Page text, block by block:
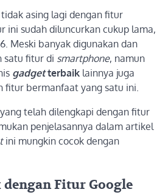
asing lagi dengan fitur
ini sudah diluncurkan cukup lama,
Meski banyak digunakan dan
satu fitur di smartphone, namun
gadgetterbaik lainnya juga
fitur bermanfaat yang satu ini.
telah dilengkapi dengan fitur
penjelasannya dalam artikel
ini mungkin cocok dengan
Fitur Google